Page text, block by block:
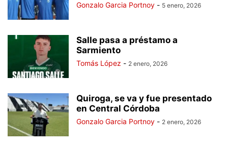
Gonzalo Garcia Portnoy - 5 enero, 2026
Salle pasa a préstamo a
Sarmiento
Tomás López - 2 enero, 2026
Quiroga, se va y fue presentado
en Central Córdoba
Gonzalo Garcia Portnoy - 2 enero, 2026